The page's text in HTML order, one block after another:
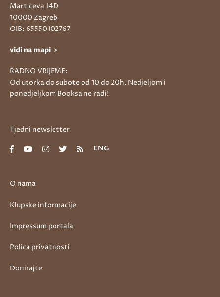
O nama
Klupske informacije
Impressum portala
Polica privatnosti
Donirajte
Martićeva 14D
10000 Zagreb
OIB: 65550102767
vidi na mapi >
RADNO VRIJEME:
Od utorka do subote od 10 do 20h. Nedjeljom i
ponedjeljkom Booksa ne radi!
Tjedni newsletter
ENG